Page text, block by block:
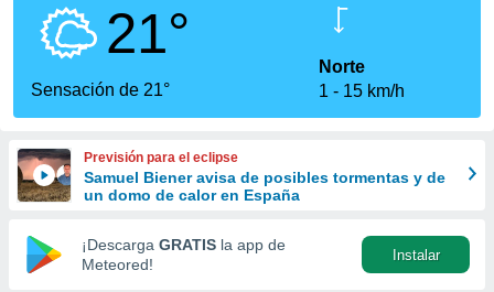
que se
calidad.
a este
las
y
forma
digital
basada
21°
Sensación de 21°
Norte
1
15 km/h
Previsión para el eclipse
Samuel Biener avisa de posibles tormentas y de
un domo de calor en España
¡Descarga GRATIS la app de
Meteored!
Instalar